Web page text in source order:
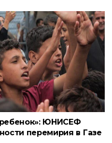
ЮНИСЕФ
перемирия в Газе